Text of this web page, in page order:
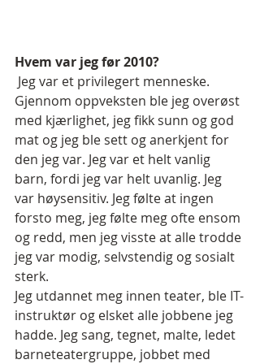
Hvem var jeg før 2010?
Gjennom oppveksten ble jeg overøst
med kjærlighet, jeg fikk sunn og god
mat og jeg ble sett og anerkjent for
den jeg var. Jeg var et helt vanlig
barn, fordi jeg var helt uvanlig. Jeg
var høysensitiv. Jeg følte at ingen
forsto meg, jeg følte meg ofte ensom
og redd, men jeg visste at alle trodde
jeg var modig, selvstendig og sosialt
sterk.
Jeg utdannet meg innen teater, ble IT-
instruktør og elsket alle jobbene jeg
hadde. Jeg sang, tegnet, malte, ledet
barneteatergruppe, jobbet med